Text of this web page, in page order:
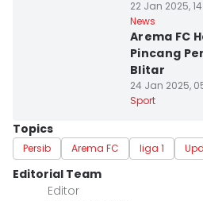
22 Jan 2025,
News
Arema FC
Pincang
Blitar
24 Jan 2025,
Sport
Topics
Persib Arema FC liga 1
Editorial Team
Editor